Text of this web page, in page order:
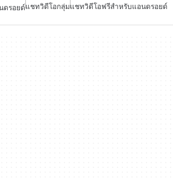
ดรอยด์แชทวิดีโอกลุ่มแชทวิดีโอฟรีสำหรับแอนดรอยด์